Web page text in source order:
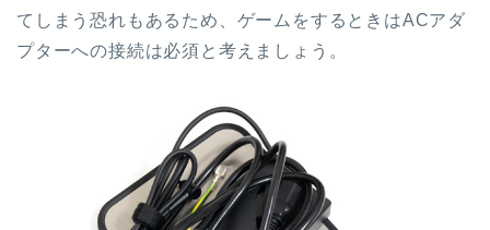
てしまう恐れもあるため、ゲームをするときはACアダ
プターへの接続は必須と考えましょう。